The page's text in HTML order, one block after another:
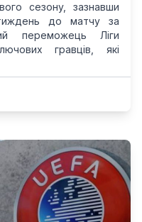
сезону, зазнавши
до матчу за
переможець Ліги
гравців, які